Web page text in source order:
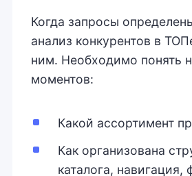
Когда запросы
анализ конкурентов в
ним. Необходимо понять
моментов:
Какой ассортимент
Как организована
каталога, навигация,